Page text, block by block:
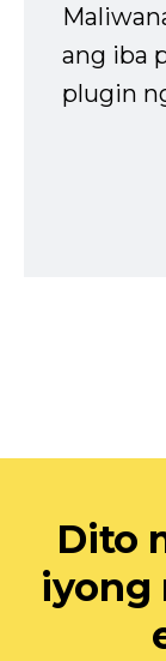
ang iba
plugin
Dito
iyong